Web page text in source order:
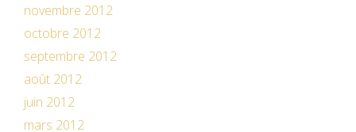
novembre 2012
octobre 2012
septembre 2012
août 2012
juin 2012
mars 2012